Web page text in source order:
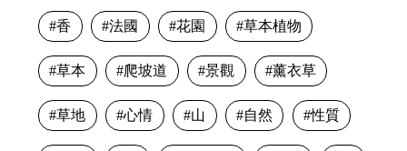
香 法國 花園 草本植物
草本 爬坡道 景觀 薰衣草
草地 心情 山 自然 性質